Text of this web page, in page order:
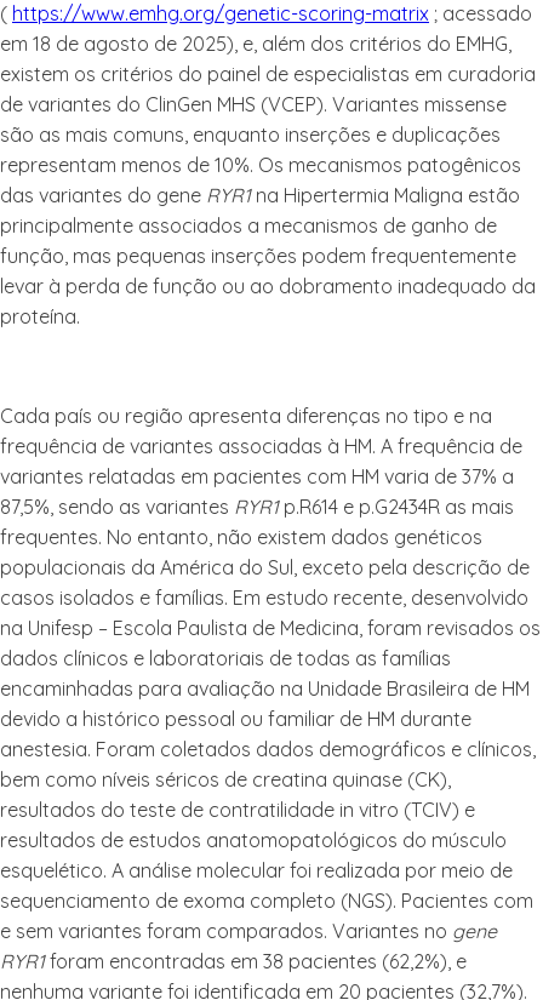
( https://www.emhg.org/genetic-scoring-matrix ; acessado
em 18 de agosto de 2025), e, além dos critérios do EMHG,
existem os critérios do painel de especialistas em curadoria
de variantes do ClinGen MHS (VCEP). Variantes missense
são as mais comuns, enquanto inserções e duplicações
representam menos de 10%. Os mecanismos patogênicos
das variantes do gene RYR1na Hipertermia Maligna estão
principalmente associados a mecanismos de ganho de
função, mas pequenas inserções podem frequentemente
levar à perda de função ou ao dobramento inadequado da
proteína.
Cada país ou região apresenta diferenças no tipo e na
frequência de variantes associadas à HM. A frequência de
variantes relatadas em pacientes com HM varia de 37% a
87,5%, sendo as variantes RYR1p.R614 e p.G2434R as mais
frequentes. No entanto, não existem dados genéticos
populacionais da América do Sul, exceto pela descrição de
casos isolados e famílias. Em estudo recente, desenvolvido
na Unifesp – Escola Paulista de Medicina, foram revisados os
dados clínicos e laboratoriais de todas as famílias
encaminhadas para avaliação na Unidade Brasileira de HM
devido a histórico pessoal ou familiar de HM durante
anestesia. Foram coletados dados demográficos e clínicos,
bem como níveis séricos de creatina quinase (CK),
resultados do teste de contratilidade in vitro (TCIV) e
resultados de estudos anatomopatológicos do músculo
esquelético. A análise molecular foi realizada por meio de
sequenciamento de exoma completo (NGS). Pacientes com
e sem variantes foram comparados. Variantes no gene
RYR1foram encontradas em 38 pacientes (62,2%), e
nenhuma variante foi identificada em 20 pacientes (32,7%).